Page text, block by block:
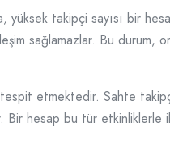
yüksek takipçi sayısı bir
sağlamazlar. Bu durum,
etmektedir. Sahte
Bir hesap bu tür